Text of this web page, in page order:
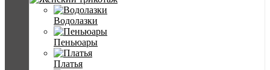
Водолазки
Пеньюары
Платья